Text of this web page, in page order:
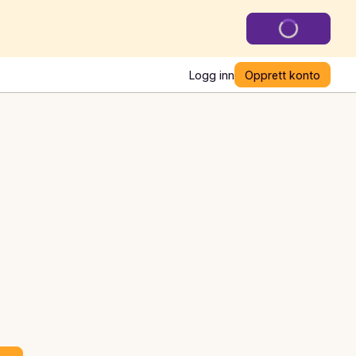
Logg inn Opprett konto